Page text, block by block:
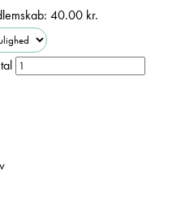
40.00 kr.